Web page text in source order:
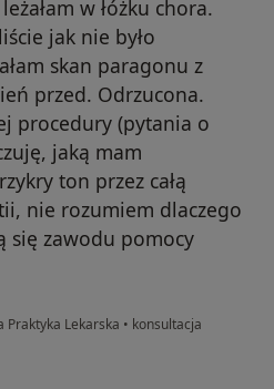
w łóżku chora.
jak nie było
skan paragonu z
przed. Odrzucona.
procedury (pytania o
jaką mam
ton przez całą
nie rozumiem dlaczego
się zawodu pomocy
Praktyka Lekarska • konsultacja